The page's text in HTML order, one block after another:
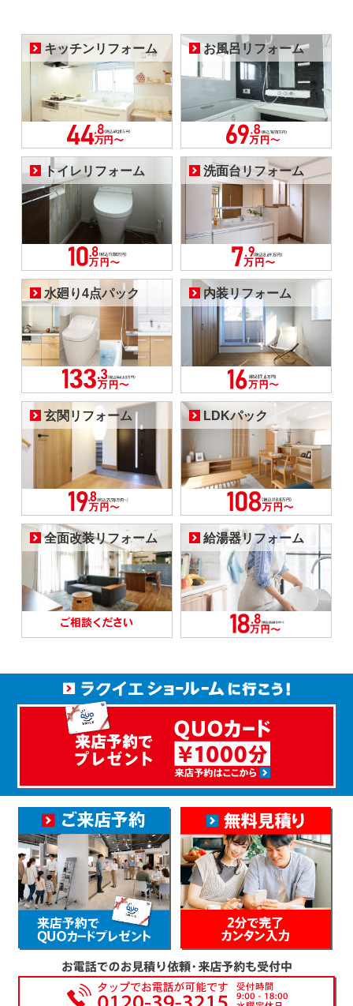
キッチンリフォーム お風呂リフォーム
トイレリフォーム 洗面台リフォーム
水廻り4点パック 内装リフォーム
玄関リフォーム LDKパック
全面改装リフォーム 給湯器リフォーム